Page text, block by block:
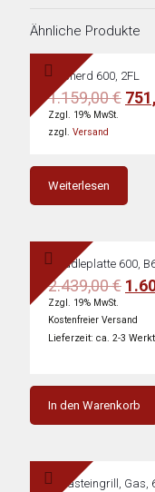
Ähnliche Produkte
Gasherd 600, 2FL
1.159,00€
Zzgl. 19% MwSt.
zzgl. Versand
Weiterlesen
Griddleplatte 600,
2.439,00€
war:
Zzgl. 19% MwSt.
Kostenfreier Versand
Lieferzeit: ca. 2-3
In den Warenkorb
Lavasteingrill, Gas,